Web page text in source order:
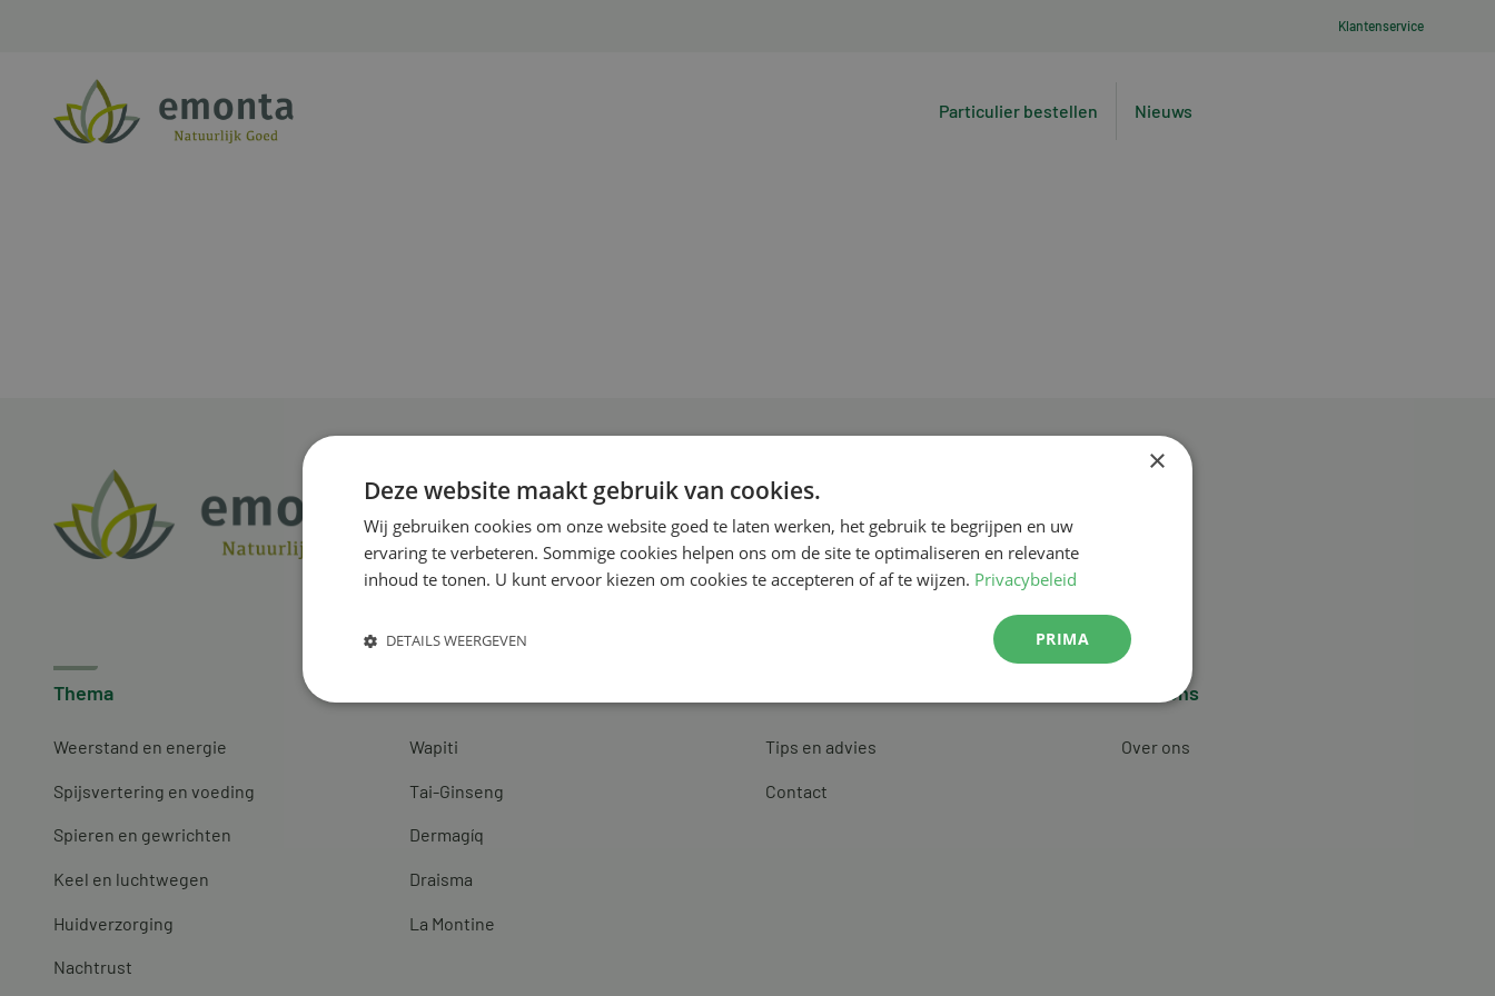
Klantenservice
Particulier bestellen Nieuws
Thema
Weerstand en energie
Spijsvertering en voeding
Spieren en gewrichten
Keel en luchtwegen
Huidverzorging
Nachtrust
Wapiti
Tai-Ginseng
Dermagíq
Draisma
La Montine
Tips en advies
Contact
Over ons
Over ons
×
Deze website maakt gebruik van cookies.
Wij gebruiken cookies om onze website goed te laten werken, het gebruik te begrijpen en uw
ervaring te verbeteren. Sommige cookies helpen ons om de site te optimaliseren en relevante
inhoud te tonen. U kunt ervoor kiezen om cookies te accepteren of af te wijzen. Privacybeleid
PRIMA
DETAILS WEERGEVEN